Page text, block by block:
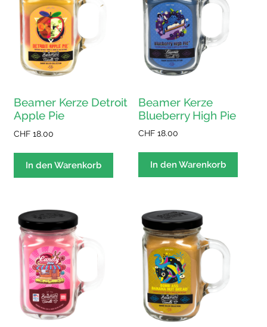
Beamer Kerze Detroit
Apple Pie
CHF 18.00
In den Warenkorb
Beamer Kerze
Blueberry High Pie
CHF 18.00
In den Warenkorb